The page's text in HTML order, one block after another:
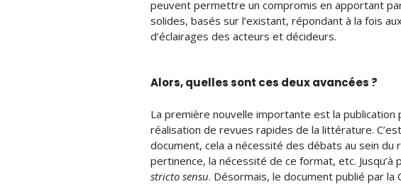
peuvent permettre un compromis en apportant
solides, basés sur l’existant, répondant à la fois
d’éclairages des acteurs et décideurs.
Alors, quelles sont ces deux avancées ?
La première nouvelle importante est la publication
réalisation de revues rapides de la littérature.
document, cela a nécessité des débats au sein du
pertinence, la nécessité de ce format, etc.
stricto sensu. Désormais, le document publié par